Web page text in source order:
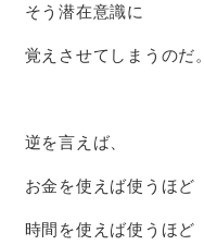
そう潜在意識に
覚えさせてしまうのだ。
逆を言えば、
お金を使えば使うほど
時間を使えば使うほど